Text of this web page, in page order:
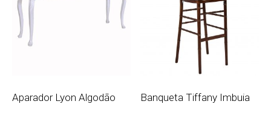
Aparador Lyon Algodão Banqueta Tiffany Imbuia